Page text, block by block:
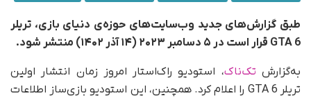
طبق گزارش‌های جدید وب‌سایت‌های حوزه‌ی دنیای بازی، تریلر
GTA 6 قرار است در ۵ دسامبر ۲۰۲۳ (۱۴ آذر ۱۴۰۲) منتشر شود.
به‌گزارش تک‌ناک، استودیو راک‌استار امروز زمان انتشار اولین
تریلر GTA 6 را اعلام کرد. همچنین، این استودیو بازی‌ساز اطلاعات